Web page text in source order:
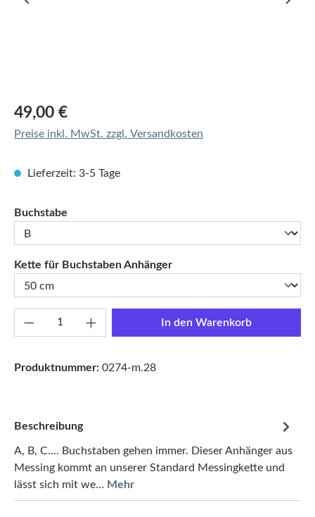
Regulärer Preis:
49,00 €
Preise inkl. MwSt. zzgl. Versandkosten
Lieferzeit: 3-5 Tage
Buchstabe
Kette für Buchstaben Anhängerauswählen
Produkt Anzahl: Gib den gewünschten
In den Warenkorb
Produktnummer: 0274-m.28
Beschreibung
A, B, C.... Buchstaben gehen immer. Dieser Anhänger aus
Messing kommt an unserer Standard Messingkette und
lässt sich mit we… Mehr